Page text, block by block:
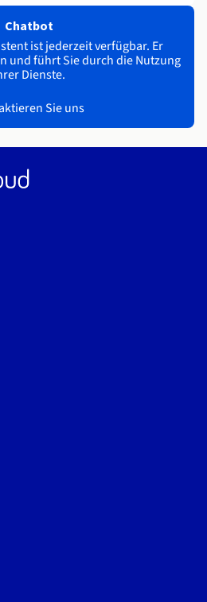
Chatbot
ist jederzeit verfügbar. Er
und führt Sie durch die Nutzung
Dienste.
Sie uns